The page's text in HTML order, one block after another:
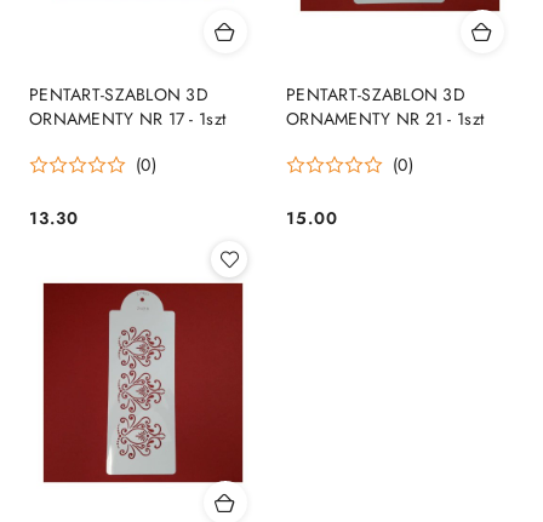
PENTART-SZABLON 3D
ORNAMENTY NR 17 - 1szt
(0)
Cena:
13.30
PENTART-SZABLON 3D
ORNAMENTY NR 21 - 1szt
(0)
Cena:
15.00